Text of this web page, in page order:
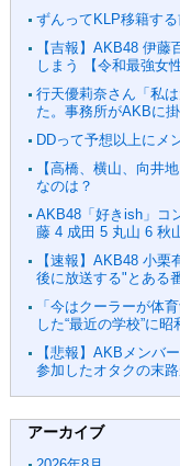
ずんってKLP移籍す
【吉報】AKB48 伊
しまう 【令和最強女
行天優莉奈さん「私
た。事務所がAKBに
DDって予想以上にメ
【高橋、横山、向井
なのは？
AKB48「好きish」コ
藤 4 成田 5 丸山 6 秋
【速報】AKB48 小
後に放送する"とある
「今はクーラーが体
した“最近の学校”に
【悲報】AKBメンバ
参加したオタクの末
アーカイブ